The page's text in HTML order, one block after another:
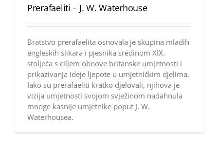
Prerafaeliti – J. W. Waterhouse
Bratstvo prerafaelita osnovala je skupina mladih
engleskih slikara i pjesnika sredinom XIX.
stoljeća s ciljem obnove britanske umjetnosti i
prikazivanja ideje ljepote u umjetničkim djelima.
Iako su prerafaeliti kratko djelovali, njihova je
vizija umjetnosti svojom svježinom nadahnula
mnoge kasnije umjetnike poput J. W.
Waterhousea.